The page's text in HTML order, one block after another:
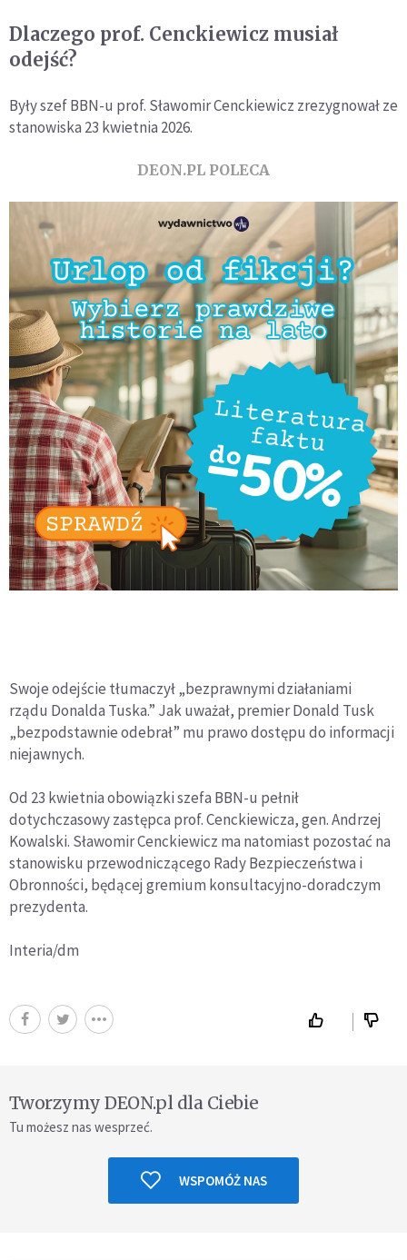
Dlaczego prof. Cenckiewicz musiał
odejść?
Były szef BBN-u prof. Sławomir Cenckiewicz zrezygnował ze
stanowiska 23 kwietnia 2026.
DEON.PL POLECA
Swoje odejście tłumaczył „bezprawnymi działaniami
rządu Donalda Tuska.” Jak uważał, premier Donald Tusk
„bezpodstawnie odebrał” mu prawo dostępu do informacji
niejawnych.
Od 23 kwietnia obowiązki szefa BBN-u pełnił
dotychczasowy zastępca prof. Cenckiewicza, gen. Andrzej
Kowalski. Sławomir Cenckiewicz ma natomiast pozostać na
stanowisku przewodniczącego Rady Bezpieczeństwa i
Obronności, będącej gremium konsultacyjno-doradczym
prezydenta.
Interia/dm
Tworzymy DEON.pl dla Ciebie
Tu możesz nas wesprzeć.
WSPOMÓŻ NAS